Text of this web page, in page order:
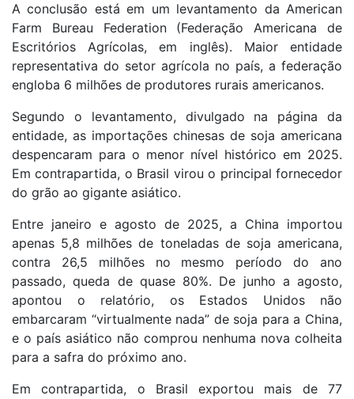
A conclusão está em um levantamento da American
Farm Bureau Federation (Federação Americana de
Escritórios Agrícolas, em inglês). Maior entidade
representativa do setor agrícola no país, a federação
engloba 6 milhões de produtores rurais americanos.
Segundo o levantamento, divulgado na página da
entidade, as importações chinesas de soja americana
despencaram para o menor nível histórico em 2025.
Em contrapartida, o Brasil virou o principal fornecedor
do grão ao gigante asiático.
Entre janeiro e agosto de 2025, a China importou
apenas 5,8 milhões de toneladas de soja americana,
contra 26,5 milhões no mesmo período do ano
passado, queda de quase 80%. De junho a agosto,
apontou o relatório, os Estados Unidos não
embarcaram “virtualmente nada” de soja para a China,
e o país asiático não comprou nenhuma nova colheita
para a safra do próximo ano.
Em contrapartida, o Brasil exportou mais de 77